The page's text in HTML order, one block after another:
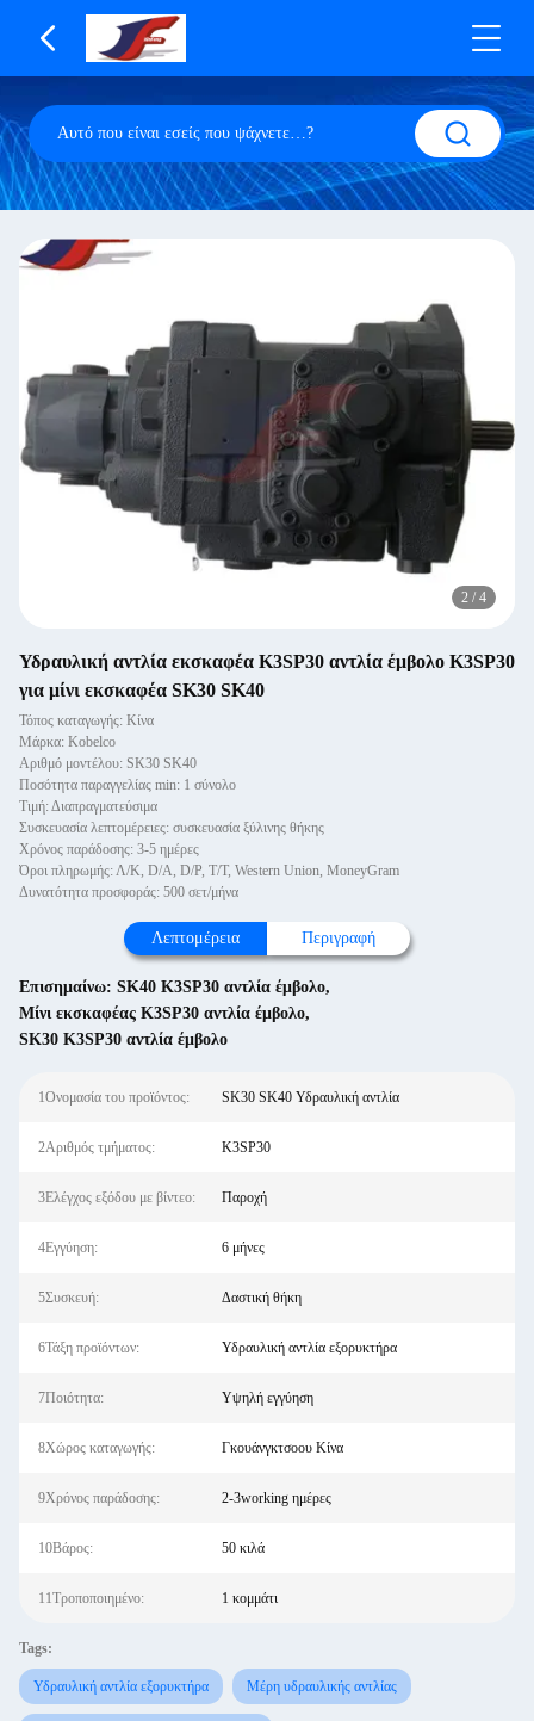
3 / 4
Υδραυλική αντλία εκσκαφέα K3SP30 αντλία έμβολο K3SP30
για μίνι εκσκαφέα SK30 SK40
Τόπος καταγωγής: Κίνα
Μάρκα: Kobelco
Αριθμό μοντέλου: SK30 SK40
Ποσότητα παραγγελίας min: 1 σύνολο
Τιμή: Διαπραγματεύσιμα
Συσκευασία λεπτομέρειες: συσκευασία ξύλινης θήκης
Χρόνος παράδοσης: 3-5 ημέρες
Όροι πληρωμής: Λ/Κ, D/A, D/P, T/T, Western Union, MoneyGram
Δυνατότητα προσφοράς: 500 σετ/μήνα
Λεπτομέρεια Περιγραφή
Επισημαίνω: SK40 K3SP30 αντλία έμβολο,
Μίνι εκσκαφέας K3SP30 αντλία έμβολο,
SK30 K3SP30 αντλία έμβολο
1Ονομασία του προϊόντος: SK30 SK40 Υδραυλική αντλία
2Αριθμός τμήματος: K3SP30
3Ελέγχος εξόδου με βίντεο: Παροχή
4Εγγύηση: 6 μήνες
5Συσκευή: Δαστική θήκη
6Τάξη προϊόντων: Υδραυλική αντλία εξορυκτήρα
7Ποιότητα: Υψηλή εγγύηση
8Χώρος καταγωγής: Γκουάνγκτσοου Κίνα
9Χρόνος παράδοσης: 2-3working ημέρες
10Βάρος: 50 κιλά
11Τροποποιημένο: 1 κομμάτι
Tags:
Υδραυλική αντλία εξορυκτήρα Μέρη υδραυλικής αντλίας